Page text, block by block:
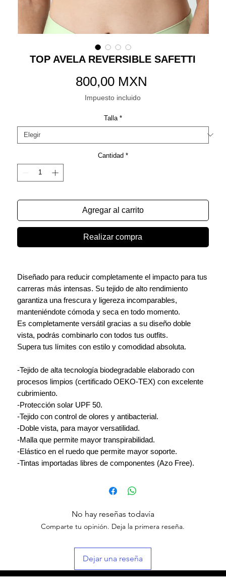
TOP AVELA REVERSIBLE SAFETTI
800,00 MXN
Impuesto incluido
Talla *
Cantidad *
Agregar al carrito
Realizar compra
Diseñado para reducir completamente el impacto para tus
carreras más intensas. Su tejido de alto rendimiento
garantiza una frescura y ligereza incomparables,
manteniéndote cómoda y seca en todo momento.
Es completamente versátil gracias a su diseño doble
vista, podrás combinarlo con todos tus outfits.
Supera tus límites con estilo y comodidad absoluta.
-Tejido de alta tecnología biodegradable elaborado con
procesos limpios (certificado OEKO-TEX) con excelente
cubrimiento.
-Protección solar UPF 50.
-Tejido con control de olores y antibacterial.
-Doble vista, para mayor versatilidad.
-Malla que permite mayor transpirabilidad.
-Elástico en el ruedo que permite mayor soporte.
-Tintas importadas libres de componentes (Azo Free).
No hay reseñas todavía
Comparte tu opinión. Deja la primera reseña.
Dejar una reseña